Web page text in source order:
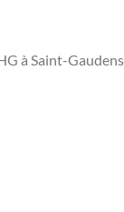
à Saint-Gaudens